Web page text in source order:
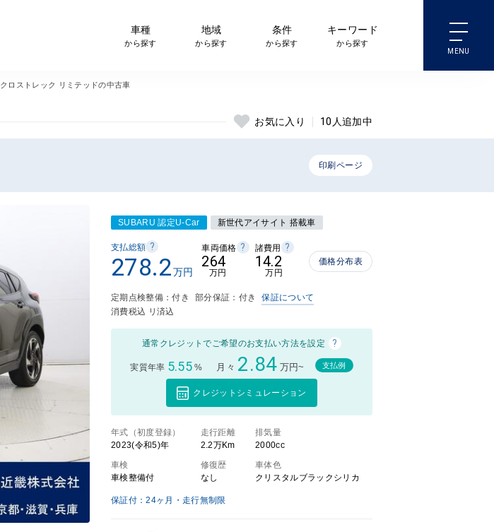
車種
から探す
地域
から探す
条件
から探す
キーワード
から探す
クロストレック リミテッドの中古車
お気に入り 10 人追加中
印刷ページ
SUBARU 認定U-Car 新世代アイサイト 搭載車
支払総額 ?
278.2万円
車両価格 ?
264
万円
諸費用 ?
14.2
万円
価格分布表
定期点検整備：付き 部分保証：付き
保証について
消費税込 リ済込
通常クレジットでご希望のお支払い方法を設定 ?
実質年率 5.55 % 月々 2.84 万円~ 支払例
クレジットシミュレーション
年式（初度登録）
2023(令和5)年
走行距離
2.2万Km
排気量
2000cc
車検
車検整備付
修復歴
なし
車体色
クリスタルブラックシリカ
保証付：24ヶ月・走行無制限